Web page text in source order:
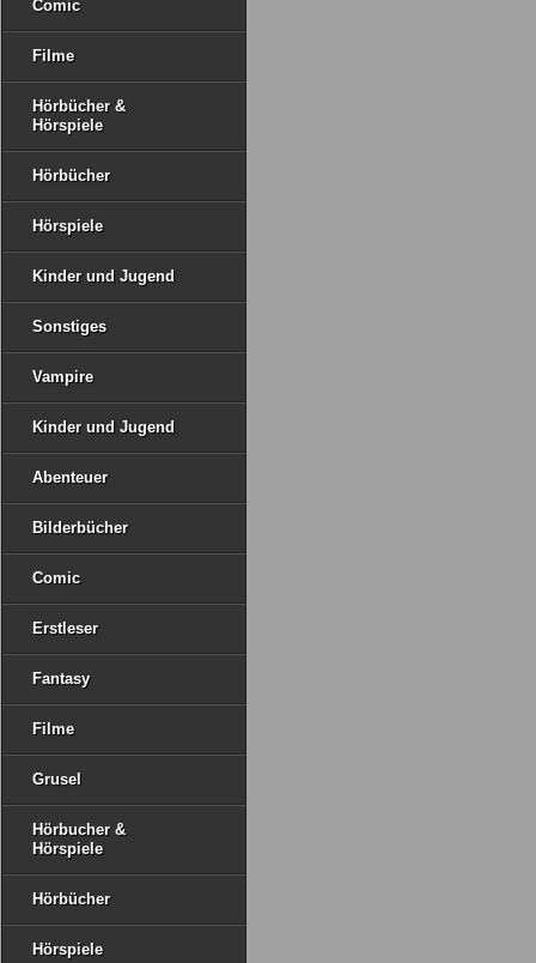
Comic
Filme
Hörbücher &
Hörspiele
Hörbücher
Hörspiele
Kinder und Jugend
Sonstiges
Vampire
Kinder und Jugend
Abenteuer
Bilderbücher
Comic
Erstleser
Fantasy
Filme
Grusel
Hörbucher &
Hörspiele
Hörbücher
Hörspiele